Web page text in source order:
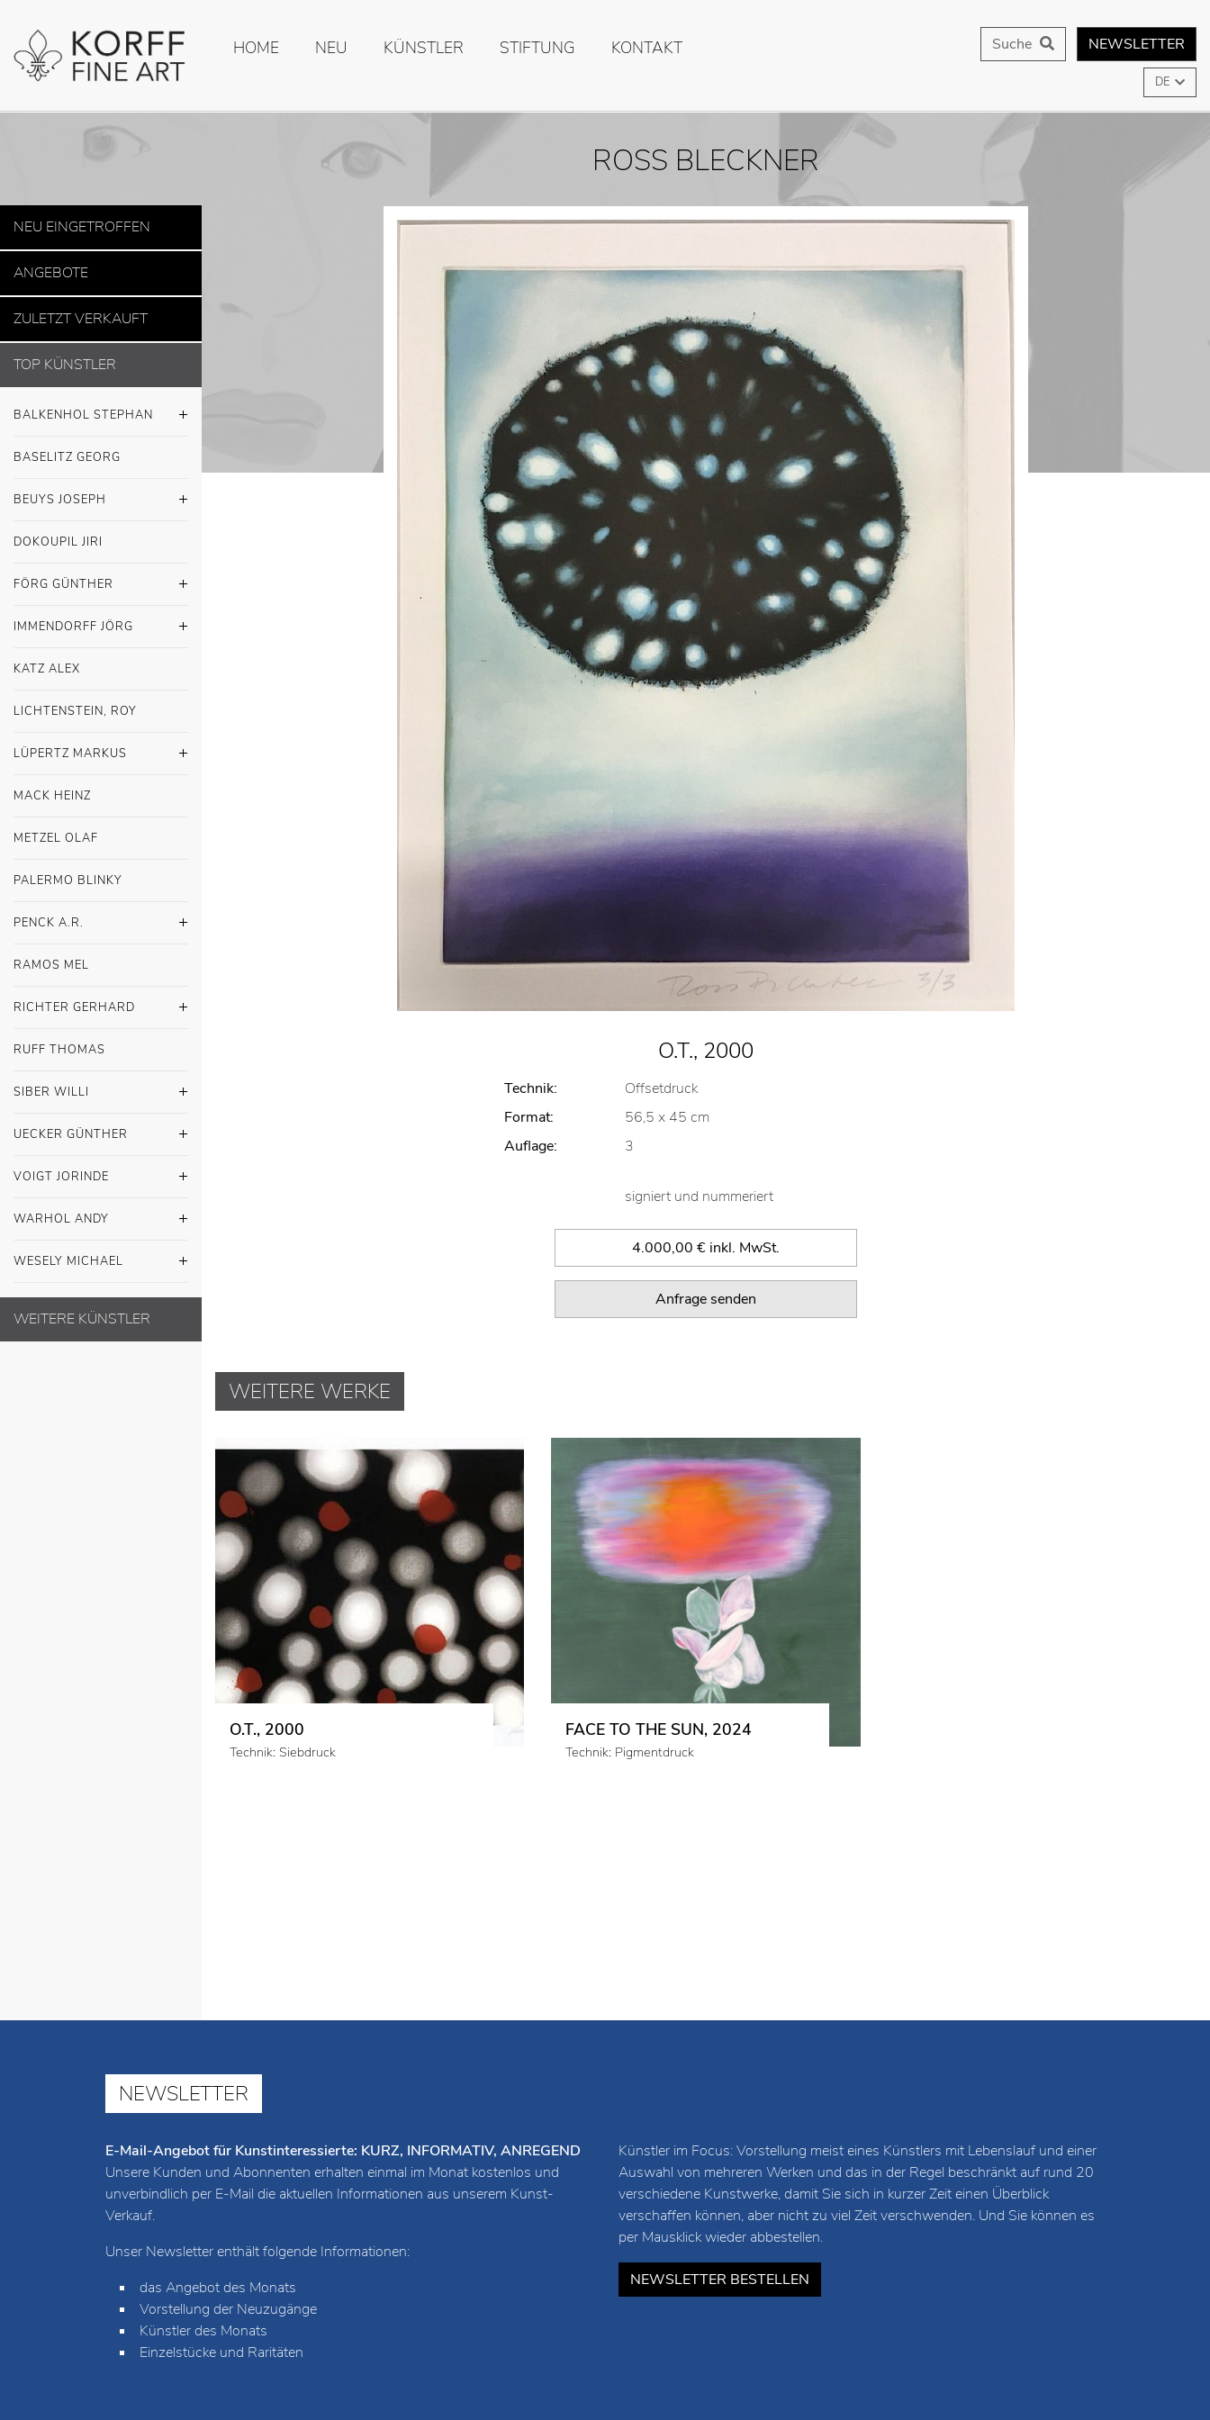
HOME NEU KÜNSTLER STIFTUNG KONTAKT NEWSLETTER
Suche
DE
NEU EINGETROFFEN
ANGEBOTE
ZULETZT VERKAUFT
TOP KÜNSTLER
BALKENHOL STEPHAN
BASELITZ GEORG
BEUYS JOSEPH
DOKOUPIL JIRI
FÖRG GÜNTHER
IMMENDORFF JÖRG
KATZ ALEX
LICHTENSTEIN, ROY
LÜPERTZ MARKUS
MACK HEINZ
METZEL OLAF
PALERMO BLINKY
PENCK A.R.
RAMOS MEL
RICHTER GERHARD
RUFF THOMAS
SIBER WILLI
UECKER GÜNTHER
VOIGT JORINDE
WARHOL ANDY
WESELY MICHAEL
WEITERE KÜNSTLER
ROSS BLECKNER
O.T., 2000
Technik:
Offsetdruck
Format:
56,5 x 45 cm
Auflage:
3
signiert und nummeriert
4.000,00 € inkl. MwSt.
Anfrage senden
WEITERE WERKE
O.T., 2000
Technik: Siebdruck
FACE TO THE SUN, 2024
Technik: Pigmentdruck
NEWSLETTER
E-Mail-Angebot für Kunstinteressierte: KURZ, INFORMATIV, ANREGEND
Unsere Kunden und Abonnenten erhalten einmal im Monat kostenlos und
unverbindlich per E-Mail die aktuellen Informationen aus unserem Kunst-
Verkauf.
Unser Newsletter enthält folgende Informationen:
das Angebot des Monats
Vorstellung der Neuzugänge
Künstler des Monats
Einzelstücke und Raritäten
Künstler im Focus: Vorstellung meist eines Künstlers mit Lebenslauf und einer
Auswahl von mehreren Werken und das in der Regel beschränkt auf rund 20
verschiedene Kunstwerke, damit Sie sich in kurzer Zeit einen Überblick
verschaffen können, aber nicht zu viel Zeit verschwenden. Und Sie können es
per Mausklick wieder abbestellen.
NEWSLETTER BESTELLEN